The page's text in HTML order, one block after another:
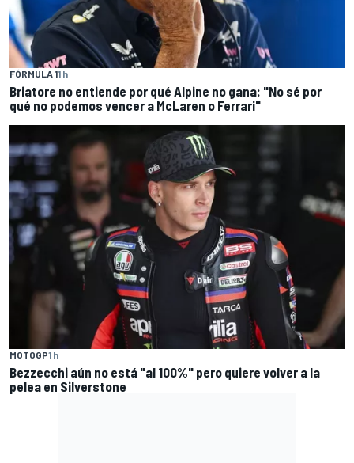
FÓRMULA 11 h
Briatore no entiende por qué Alpine no gana: "No sé por
qué no podemos vencer a McLaren o Ferrari"
MOTOGP1 h
Bezzecchi aún no está "al 100%" pero quiere volver a la
pelea en Silverstone